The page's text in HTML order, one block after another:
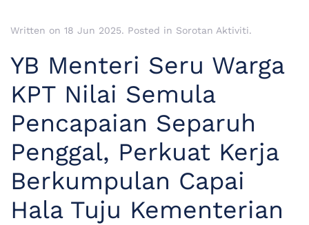
Written on 18 Jun 2025. Posted in Sorotan Aktiviti.
YB Menteri Seru Warga
KPT Nilai Semula
Pencapaian Separuh
Penggal, Perkuat Kerja
Berkumpulan Capai
Hala Tuju Kementerian